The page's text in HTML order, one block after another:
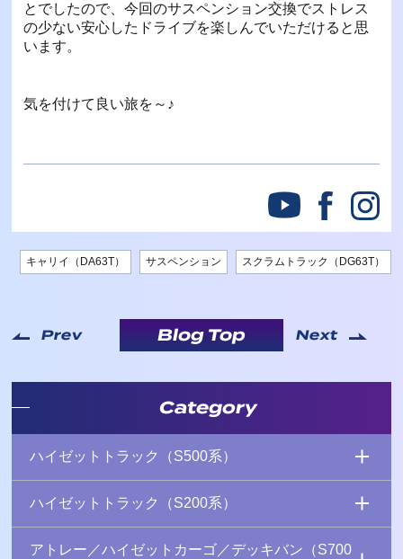
とでしたので、今回のサスペンション交換でストレス
の少ない安心したドライブを楽しんでいただけると思
います。
気を付けて良い旅を～♪
キャリイ（DA63T） サスペンション スクラムトラック（DG63T）
Prev Blog Top Next
Category
ハイゼットトラック（S500系）
ハイゼットトラック（S200系）
アトレー／ハイゼットカーゴ／デッキバン（S700